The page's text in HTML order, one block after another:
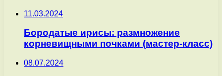
11.03.2024
Бородатые ирисы: размножение
корневищными почками (мастер-класс)
08.07.2024